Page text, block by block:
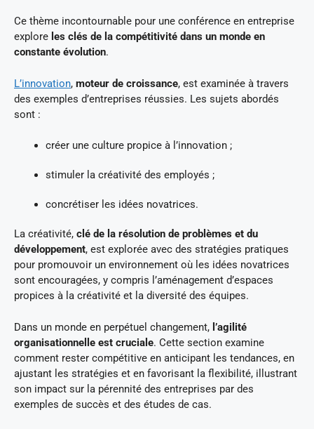
Ce thème incontournable pour une conférence en entreprise
explore les clés de la compétitivité dans un monde en
constante évolution.
L’innovation, moteur de croissance, est examinée à travers
des exemples d’entreprises réussies. Les sujets abordés
sont :
créer une culture propice à l’innovation ;
stimuler la créativité des employés ;
concrétiser les idées novatrices.
La créativité, clé de la résolution de problèmes et du
développement, est explorée avec des stratégies pratiques
pour promouvoir un environnement où les idées novatrices
sont encouragées, y compris l’aménagement d’espaces
propices à la créativité et la diversité des équipes.
Dans un monde en perpétuel changement, l’agilité
organisationnelle est cruciale. Cette section examine
comment rester compétitive en anticipant les tendances, en
ajustant les stratégies et en favorisant la flexibilité, illustrant
son impact sur la pérennité des entreprises par des
exemples de succès et des études de cas.